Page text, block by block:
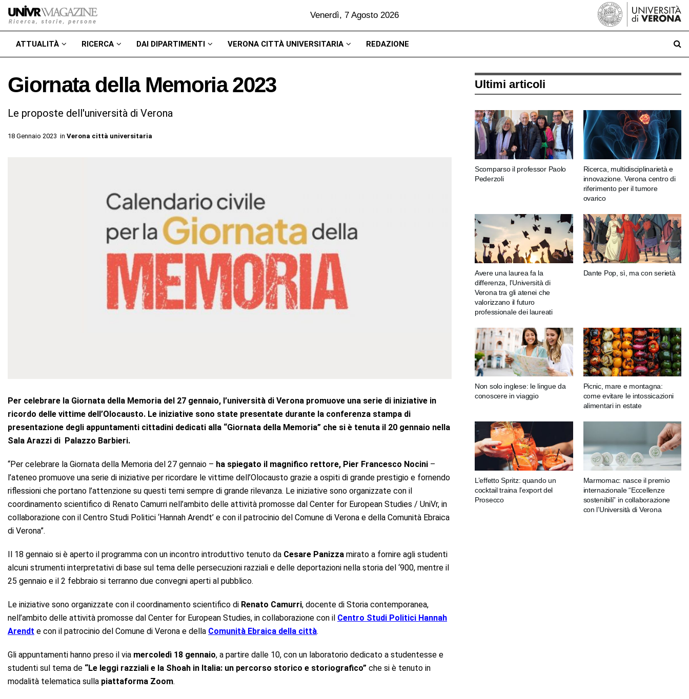
Venerdì, 7 Agosto 2026
ATTUALITÀ RICERCA DAI DIPARTIMENTI VERONA CITTÀ UNIVERSITARIA REDAZIONE
Giornata della Memoria 2023
Le proposte dell'università di Verona
18 Gennaio 2023 in Verona città universitaria
Per celebrare la Giornata della Memoria del 27 gennaio, l’università di Verona promuove una serie di iniziative in
ricordo delle vittime dell’Olocausto. Le iniziative sono state presentate durante la conferenza stampa di
presentazione degli appuntamenti cittadini dedicati alla “Giornata della Memoria” che si è tenuta il 20 gennaio nella
Sala Arazzi di Palazzo Barbieri.
“Per celebrare la Giornata della Memoria del 27 gennaio – ha spiegato il magnifico rettore, Pier Francesco Nocini –
l’ateneo promuove una serie di iniziative per ricordare le vittime dell’Olocausto grazie a ospiti di grande prestigio e fornendo
riflessioni che portano l’attenzione su questi temi sempre di grande rilevanza. Le iniziative sono organizzate con il
coordinamento scientifico di Renato Camurri nell’ambito delle attività promosse dal Center for European Studies / UniVr, in
collaborazione con il Centro Studi Politici ‘Hannah Arendt’ e con il patrocinio del Comune di Verona e della Comunità Ebraica
di Verona”.
Il 18 gennaio si è aperto il programma con un incontro introduttivo tenuto da Cesare Panizza mirato a fornire agli studenti
alcuni strumenti interpretativi di base sul tema delle persecuzioni razziali e delle deportazioni nella storia del ‘900, mentre il
25 gennaio e il 2 febbraio si terranno due convegni aperti al pubblico.
Le iniziative sono organizzate con il coordinamento scientifico di Renato Camurri, docente di Storia contemporanea,
nell’ambito delle attività promosse dal Center for European Studies, in collaborazione con il Centro Studi Politici Hannah
Arendt e con il patrocinio del Comune di Verona e della Comunità Ebraica della città.
Gli appuntamenti hanno preso il via mercoledì 18 gennaio, a partire dalle 10, con un laboratorio dedicato a studentesse e
studenti sul tema de “Le leggi razziali e la Shoah in Italia: un percorso storico e storiografico” che si è tenuto in
modalità telematica sulla piattaforma Zoom.
Ultimi articoli
Scomparso il professor Paolo
Pederzoli
Ricerca, multidisciplinarietà e
innovazione. Verona centro di
riferimento per il tumore
ovarico
Avere una laurea fa la
differenza, l’Università di
Verona tra gli atenei che
valorizzano il futuro
professionale dei laureati
Dante Pop, sì, ma con serietà
Non solo inglese: le lingue da
conoscere in viaggio
Picnic, mare e montagna:
come evitare le intossicazioni
alimentari in estate
L’effetto Spritz: quando un
cocktail traina l’export del
Prosecco
Marmomac: nasce il premio
internazionale “Eccellenze
sostenibili” in collaborazione
con l’Università di Verona